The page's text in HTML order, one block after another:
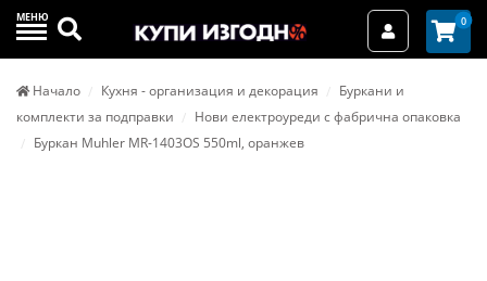
МЕНЮ Търси Вход / 0
Начало Кухня - организация и декорация
Буркани и
комплекти за подправки
Нови електроуреди с фабрична опаковка
Буркан Muhler MR-1403OS 550ml, оранжев